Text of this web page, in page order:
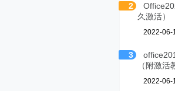
2
久激活）
2022-06-
3
（附激活
2022-06-